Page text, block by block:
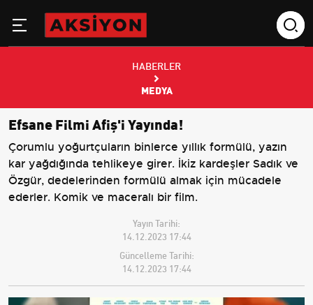
HABERLER
MEDYA
Efsane Filmi Afiş'i Yayında!
Çorumlu yoğurtçuların binlerce yıllık formülü, yazın
kar yağdığında tehlikeye girer. İkiz kardeşler Sadık ve
Özgür, dedelerinden formülü almak için mücadele
ederler. Komik ve maceralı bir film.
Yayın Tarihi:
14.12.2023 17:44
Güncelleme Tarihi:
14.12.2023 17:44